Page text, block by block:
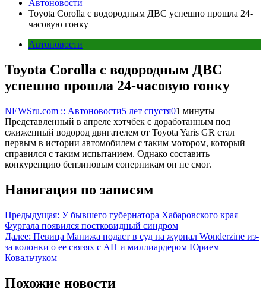
Автоновости
Toyota Corolla с водородным ДВС успешно прошла 24-
часовую гонку
Автоновости
Toyota Corolla с водородным ДВС
успешно прошла 24-часовую гонку
NEWSru.com :: Автоновости5 лет спустя01 минуты
Представленный в апреле хэтчбек с доработанным под
сжиженный водород двигателем от Toyota Yaris GR стал
первым в истории автомобилем с таким мотором, который
справился с таким испытанием. Однако составить
конкуренцию бензиновым соперникам он не смог.
Навигация по записям
Предыдущая: У бывшего губернатора Хабаровского края
Фургала появился постковидный синдром
Далее: Певица Манижа подаст в суд на журнал Wonderzine из-
за колонки о ее связях с АП и миллиардером Юрием
Ковальчуком
Похожие новости